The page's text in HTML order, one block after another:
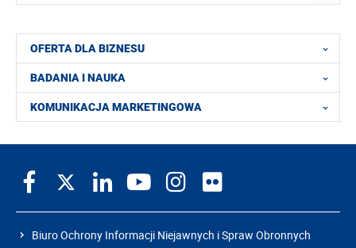
OFERTA DLA BIZNESU
BADANIA I NAUKA
KOMUNIKACJA MARKETINGOWA
Biuro Ochrony Informacji Niejawnych i Spraw Obronnych